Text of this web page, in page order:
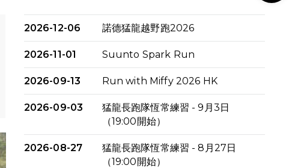
2026-12-06 諾德猛龍越野跑2026
2026-11-01 Suunto Spark Run
2026-09-13 Run with Miffy 2026 HK
2026-09-03
猛龍長跑隊恆常練習 - 9月3日
（19:00開始）
2026-08-27
猛龍長跑隊恆常練習 - 8月27日
（19:00開始）